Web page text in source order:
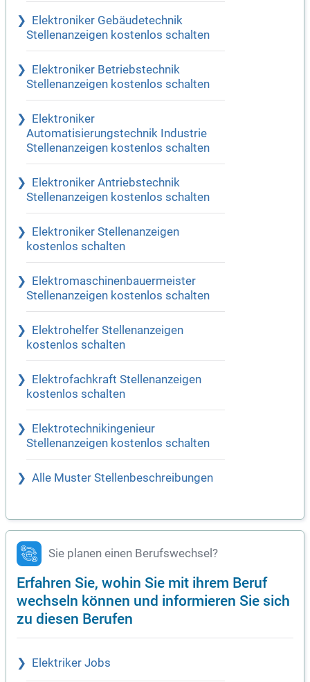
Elektroniker Gebäudetechnik
Stellenanzeigen kostenlos schalten
Elektroniker Betriebstechnik
Stellenanzeigen kostenlos schalten
Elektroniker
Automatisierungstechnik Industrie
Stellenanzeigen kostenlos schalten
Elektroniker Antriebstechnik
Stellenanzeigen kostenlos schalten
Elektroniker Stellenanzeigen
kostenlos schalten
Elektromaschinenbauermeister
Stellenanzeigen kostenlos schalten
Elektrohelfer Stellenanzeigen
kostenlos schalten
Elektrofachkraft Stellenanzeigen
kostenlos schalten
Elektrotechnikingenieur
Stellenanzeigen kostenlos schalten
Alle Muster Stellenbeschreibungen
Sie planen einen Berufswechsel?
Erfahren Sie, wohin Sie mit ihrem Beruf
wechseln können und informieren Sie sich
zu diesen Berufen
Elektriker Jobs